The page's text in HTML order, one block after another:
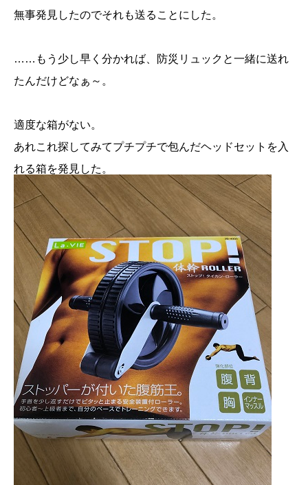
無事発見したのでそれも送ることにした。
……もう少し早く分かれば、防災リュックと一緒に送れ
たんだけどなぁ～。
適度な箱がない。
あれこれ探してみてプチプチで包んだヘッドセットを入
れる箱を発見した。